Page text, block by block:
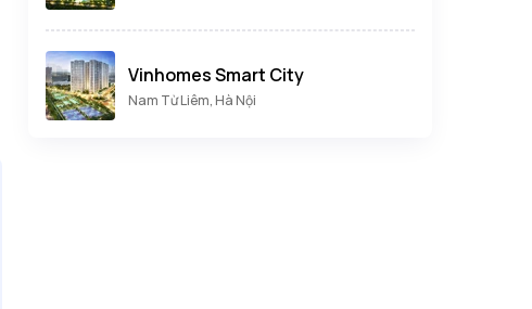
Vinhomes Smart City
Nam Từ Liêm, Hà Nội